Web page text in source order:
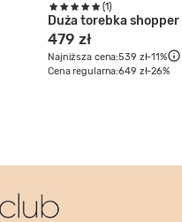
(1)
Duża torebka shopper
479 zł
Najniższa cena:539 zł-11%
Cena regularna:649 zł-26%